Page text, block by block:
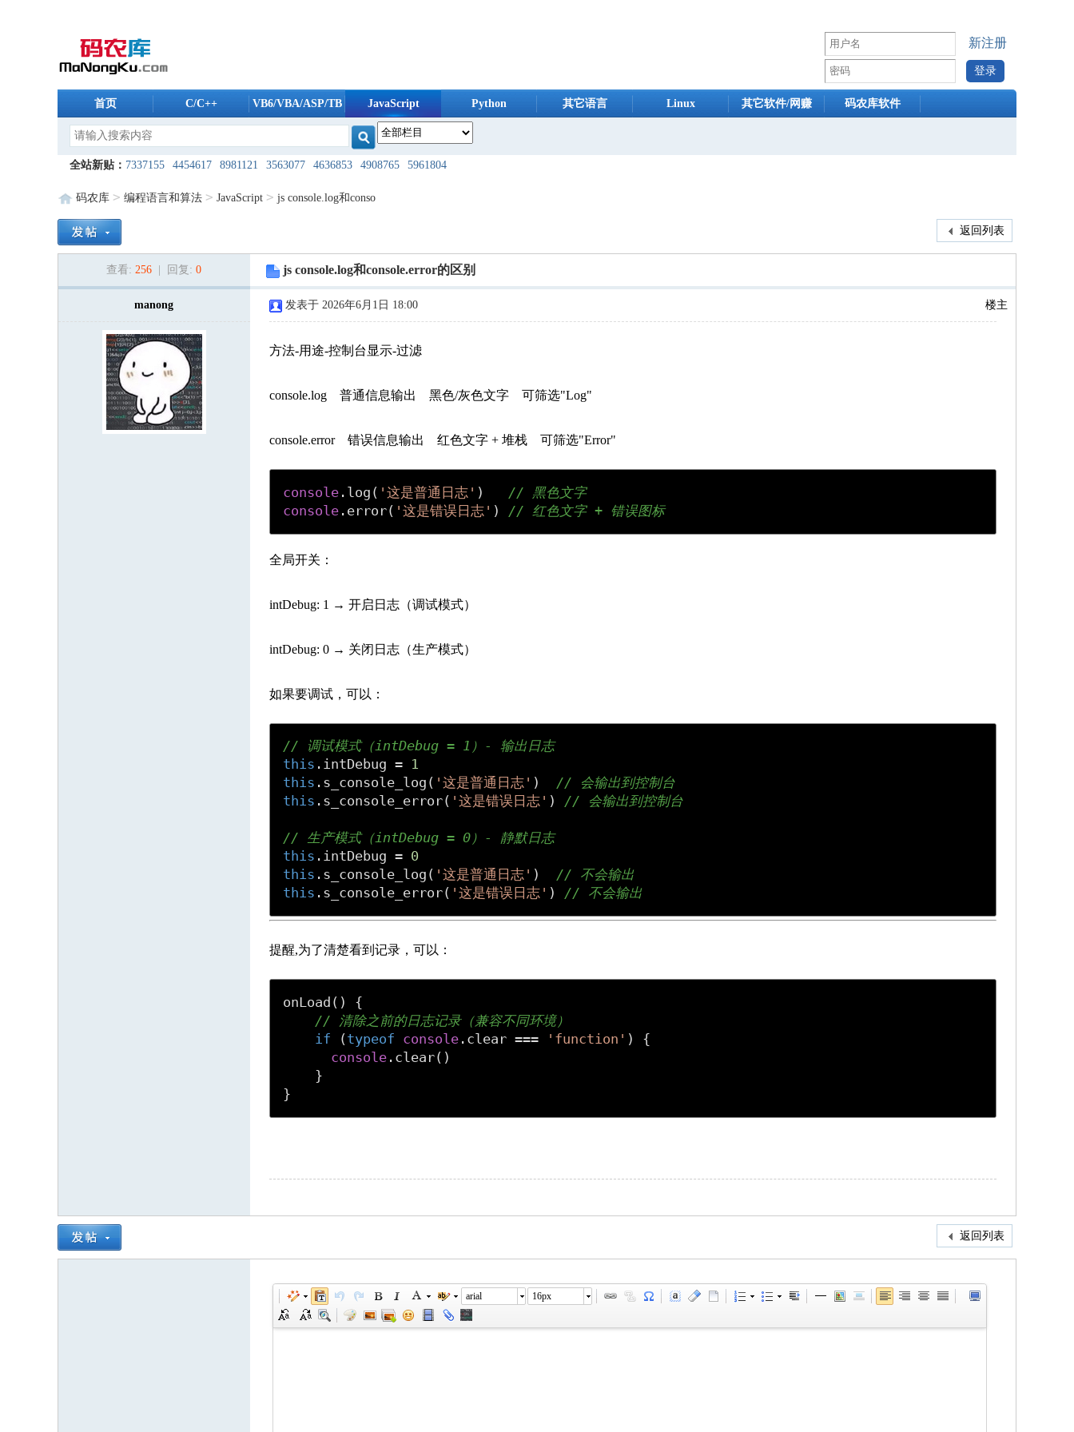
新注册
首页 C/C++ VB6/VBA/ASP/TB JavaScript Python 其它语言 Linux 其它软件/网赚 码农库软件
全站新贴： 7337155 4454617 8981121 3563077 4636853 4908765 5961804
6175488 5606259 5235196 8038494 1724240 8098370 8608096
9821987 2168088
2909940 6528561
9207440 8053189 7491650 3593976 3360928 2924222 8387310
7800640 3448544 2080747 3911069 3678571 7817395
7206280 8122403 1506574
3697385 8018994 9539364 7587918
2731275 5674649 2809003 3366834 7888943 1012052
9550350 6674817 8938961
3679120 5679593 9477429 5078503
9850002 8442105 6121792 7310650
9358227
码农库 > 编程语言和算法 > JavaScript > js console.log和conso
返回列表
查看:256 | 回复:0
manong
js console.log和console.error的区别
楼主
发表于 2026年6月1日 18:00
方法-用途-控制台显示-过滤
console.log 普通信息输出 黑色/灰色文字 可筛选"Log"
console.error 错误信息输出 红色文字 + 堆栈 可筛选"Error"
console . log ( '这是普通日志' ) // 黑色文字
console . error( '这是错误日志' ) // 红色文字 + 错误图标
全局开关：
intDebug: 1 → 开启日志（调试模式）
intDebug: 0 → 关闭日志（生产模式）
如果要调试，可以：
// 调试模式（intDebug = 1）- 输出日志
this .intDebug = 1
this .s_console_log( '这是普通日志' ) // 会输出到控制台
this .s_console_error( '这是错误日志' ) // 会输出到控制台
// 生产模式（intDebug = 0）- 静默日志
this .intDebug = 0
this .s_console_log( '这是普通日志' ) // 不会输出
this .s_console_error( '这是错误日志' ) // 不会输出
提醒,为了清楚看到记录，可以：
onLoad ( ) {
// 清除之前的日志记录（兼容不同环境）
if (typeof console . clear === 'function' ) {
console . clear()
}
}
返回列表
arial 16px